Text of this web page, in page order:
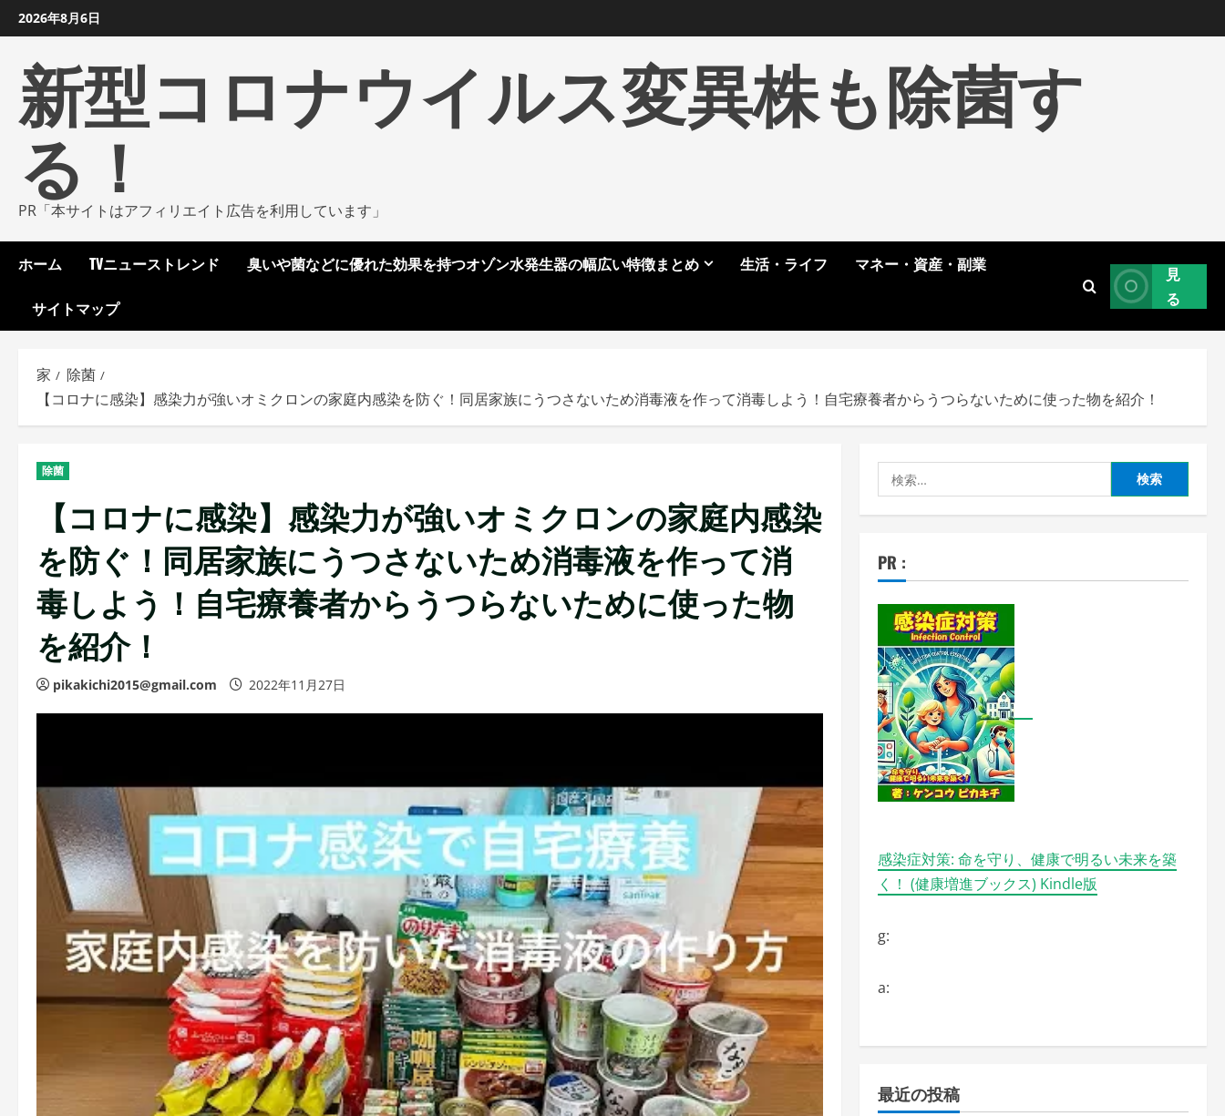
ン
2026年8月6日
新型コロナウイルス変異株も除菌す
る！
PR「本サイトはアフィリエイト広告を利用しています」
ホーム TVニューストレンド 臭いや菌などに優れた効果を持つオゾン水発生器の幅広い特徴まとめ 生活・ライフ マネー・資産・副業
サイトマップ
見
る
家
除菌
【コロナに感染】感染力が強いオミクロンの家庭内感染を防ぐ！同居家族にうつさないため消毒液を作って消毒しよう！自宅療養者からうつらないために使った物を紹介！
除菌
【コロナに感染】感染力が強いオミクロンの家庭内感染
を防ぐ！同居家族にうつさないため消毒液を作って消
毒しよう！自宅療養者からうつらないために使った物
を紹介！
pikakichi2015@gmail.com 2022年11月27日
索:
PR :
感染症対策: 命を守り、健康で明るい未来を築
く！ (健康増進ブックス) Kindle版
g:
a:
最近の投稿